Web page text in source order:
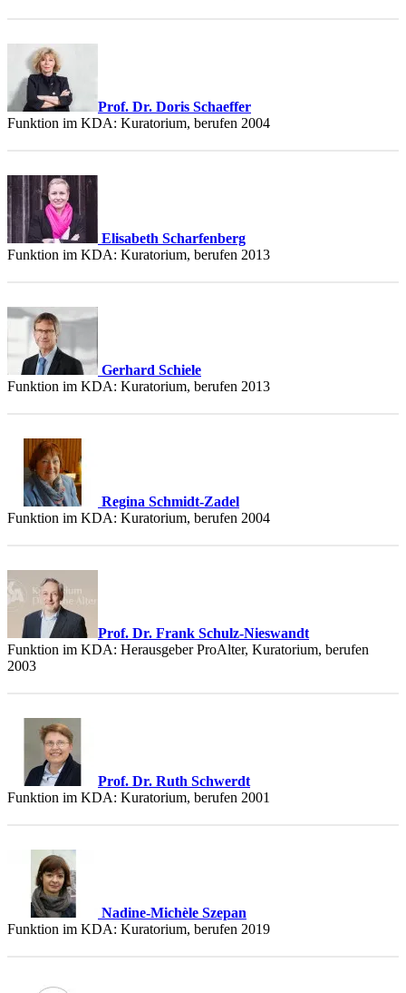
Prof. Dr. Doris Schaeffer
Funktion im KDA: Kuratorium, berufen 2004
Elisabeth Scharfenberg
Funktion im KDA: Kuratorium, berufen 2013
Gerhard Schiele
Funktion im KDA: Kuratorium, berufen 2013
Regina Schmidt-Zadel
Funktion im KDA: Kuratorium, berufen 2004
Prof. Dr. Frank Schulz-Nieswandt
Funktion im KDA: Herausgeber ProAlter, Kuratorium, berufen
2003
Prof. Dr. Ruth Schwerdt
Funktion im KDA: Kuratorium, berufen 2001
Nadine-Michèle Szepan
Funktion im KDA: Kuratorium, berufen 2019